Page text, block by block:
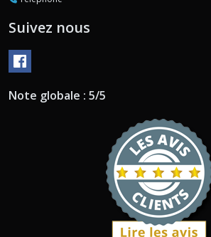
Suivez nous
Note globale : 5/5